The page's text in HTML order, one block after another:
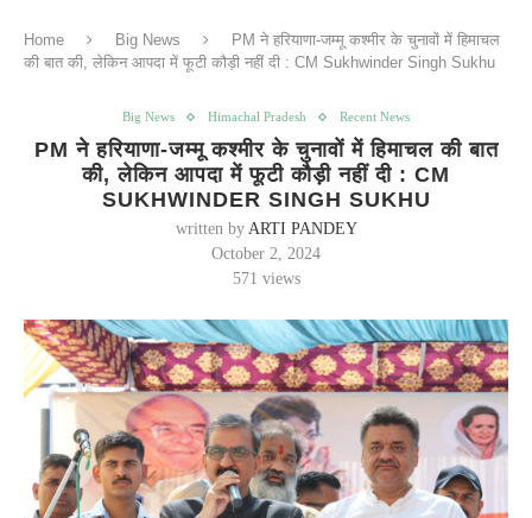
Home Big News
PM ने हरियाणा-जम्मू कश्मीर के चुनावों में हिमाचल
की बात की, लेकिन आपदा में फूटी कौड़ी नहीं दी : CM Sukhwinder Singh Sukhu
Big News Himachal Pradesh Recent News
PM ने हरियाणा-जम्मू कश्मीर के चुनावों में हिमाचल की बात
की, लेकिन आपदा में फूटी कौड़ी नहीं दी : CM
SUKHWINDER SINGH SUKHU
written by ARTI PANDEY
October 2, 2024
571 views